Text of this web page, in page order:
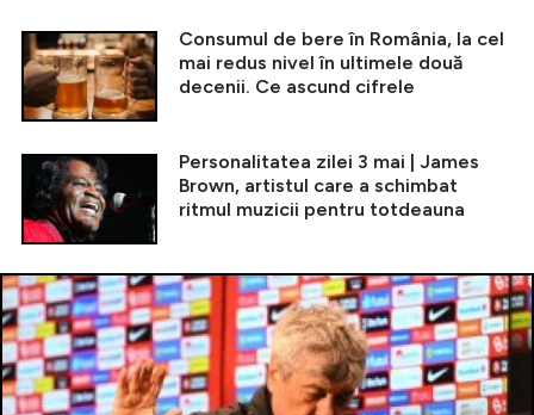
Consumul de bere în România, la cel
mai redus nivel în ultimele două
decenii. Ce ascund cifrele
Personalitatea zilei 3 mai | James
Brown, artistul care a schimbat
ritmul muzicii pentru totdeauna